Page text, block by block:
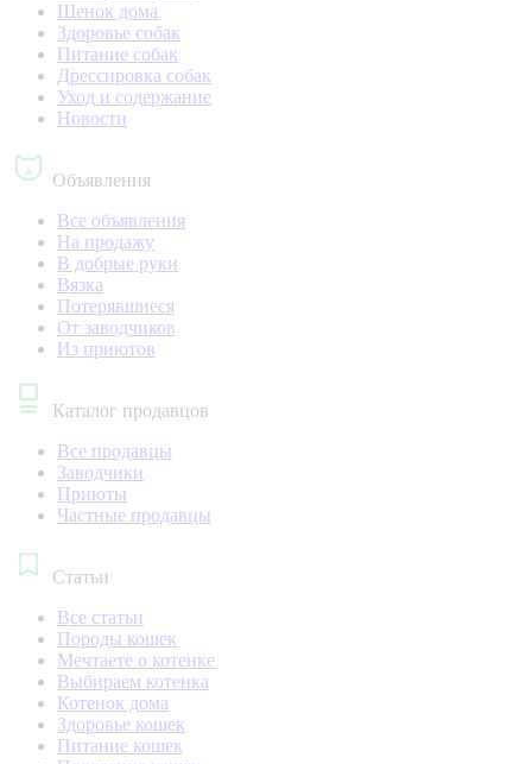
Щенок дома
Здоровье собак
Питание собак
Дрессировка собак
Уход и содержание
Новости
Объявления
Все объявления
На продажу
В добрые руки
Вязка
Потерявшиеся
От заводчиков
Из приютов
Каталог продавцов
Все продавцы
Заводчики
Приюты
Частные продавцы
Статьи
Все статьи
Породы кошек
Мечтаете о котенке
Выбираем котенка
Котенок дома
Здоровье кошек
Питание кошек